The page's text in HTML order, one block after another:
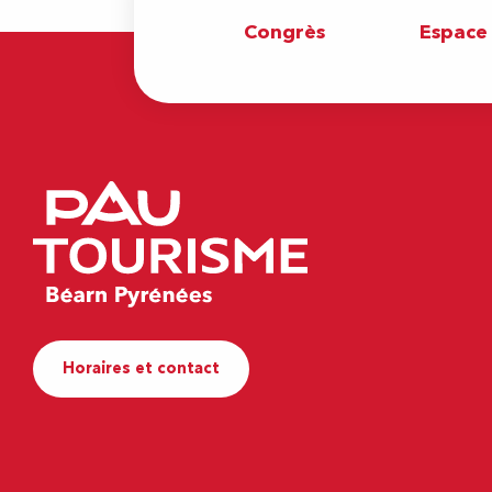
Congrès
Horaires et contact